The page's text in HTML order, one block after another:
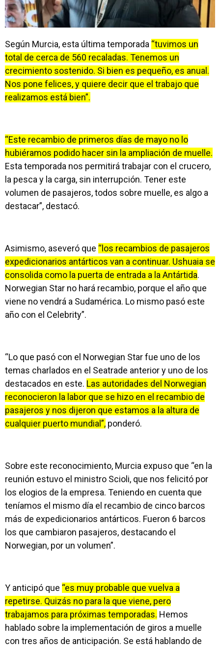
Según Murcia, esta última temporada “tuvimos un
total de cerca de 560 recaladas. Tenemos un
crecimiento sostenido. Si bien es pequeño, es anual.
Nos pone felices, y quiere decir que el trabajo que
realizamos está bien”.
“Este recambio de primeros días de mayo no lo
hubiéramos podido hacer sin la ampliación de muelle.
Esta temporada nos permitirá trabajar con el crucero,
la pesca y la carga, sin interrupción. Tener este
volumen de pasajeros, todos sobre muelle, es algo a
destacar”, destacó.
Asimismo, aseveró que “los recambios de pasajeros
expedicionarios antárticos van a continuar. Ushuaia se
consolida como la puerta de entrada a la Antártida.
Norwegian Star no hará recambio, porque el año que
viene no vendrá a Sudamérica. Lo mismo pasó este
año con el Celebrity”.
“Lo que pasó con el Norwegian Star fue uno de los
temas charlados en el Seatrade anterior y uno de los
destacados en este. Las autoridades del Norwegian
reconocieron la labor que se hizo en el recambio de
pasajeros y nos dijeron que estamos a la altura de
cualquier puerto mundial”, ponderó.
Sobre este reconocimiento, Murcia expuso que “en la
reunión estuvo el ministro Scioli, que nos felicitó por
los elogios de la empresa. Teniendo en cuenta que
teníamos el mismo día el recambio de cinco barcos
más de expedicionarios antárticos. Fueron 6 barcos
los que cambiaron pasajeros, destacando el
Norwegian, por un volumen”.
Y anticipó que “es muy probable que vuelva a
repetirse. Quizás no para la que viene, pero
trabajamos para próximas temporadas. Hemos
hablado sobre la implementación de giros a muelle
con tres años de anticipación. Se está hablando de